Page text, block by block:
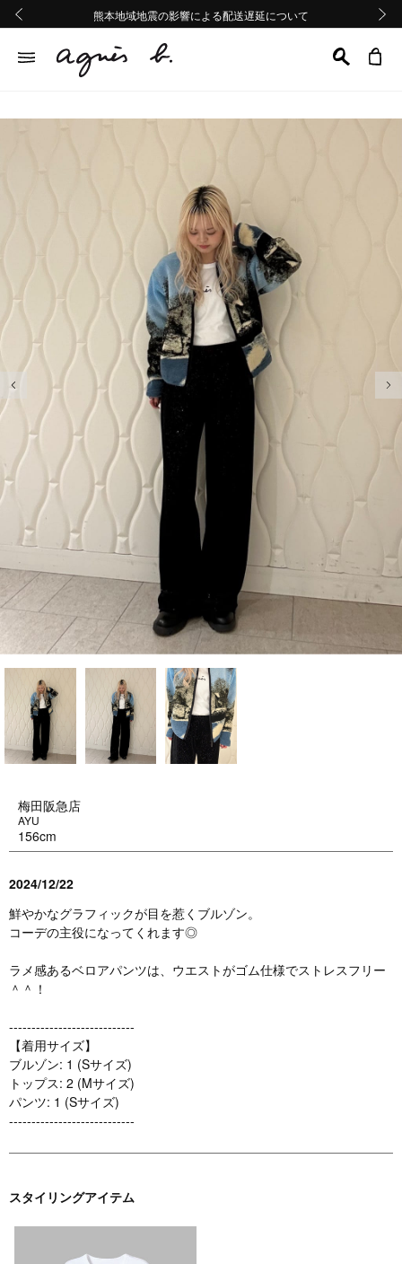
熊本地域地震の影響による配送遅延について
Summer Sale 2buy10%OFF!!
熊本地域地震の影響による配送遅延について
Summer Sale 2buy10%OFF!!
前の画像
梅田阪急店
AYU
156cm
2024/12/22
鮮やかなグラフィックが目を惹くブルゾン。
コーデの主役になってくれます◎
ラメ感あるベロアパンツは、ウエストがゴム仕様でストレスフリー
＾＾！
----------------------------
【着用サイズ】
ブルゾン: 1 (Sサイズ)
トップス: 2 (Mサイズ)
パンツ: 1 (Sサイズ)
----------------------------
スタイリングアイテム